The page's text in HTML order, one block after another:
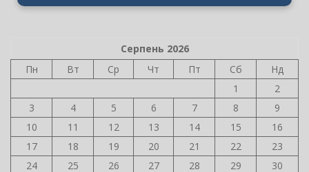
Серпень 2026
Пн
Вт Ср Чт Пт Сб
Нд
1
2
3
4 5 6 7 8
9
10
11 12 13 14 15
16
17
18 19 20 21 22
23
24
25 26 27 28 29
30